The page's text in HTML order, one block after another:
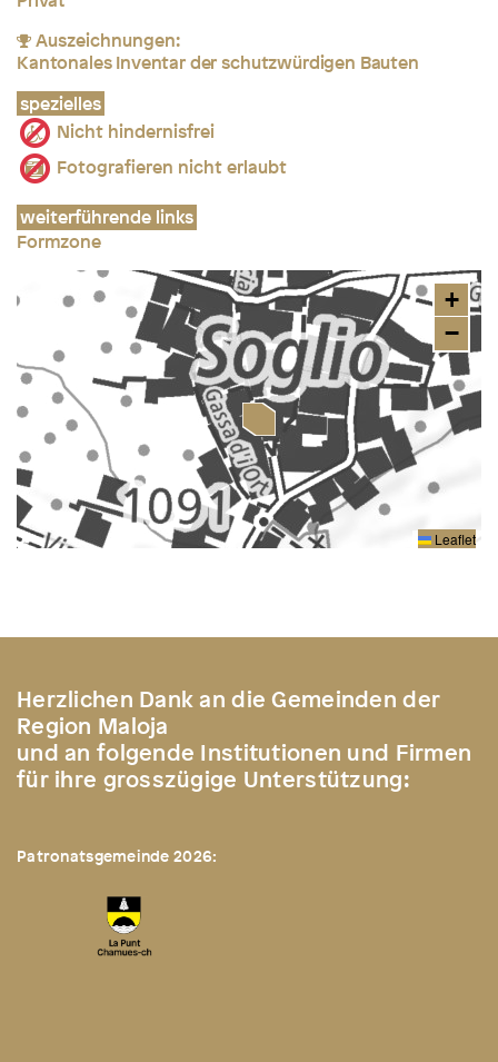
Auszeichnungen:
Kantonales Inventar der schutzwürdigen Bauten
spezielles
Nicht hindernisfrei
Fotografieren nicht erlaubt
weiterführende links
Formzone
+
−
Leaflet
Herzlichen Dank an die Gemeinden der
Region Maloja
und an folgende Institutionen und Firmen
für ihre grosszügige Unterstützung:
Patronatsgemeinde 2026: